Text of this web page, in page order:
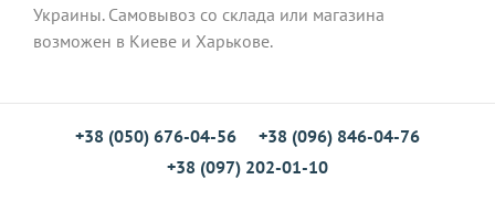
Украины. Самовывоз со склада или магазина
возможен в Киеве и Харькове.
+38 (050) 676-04-56
+38 (096) 846-04-76
+38 (097) 202-01-10